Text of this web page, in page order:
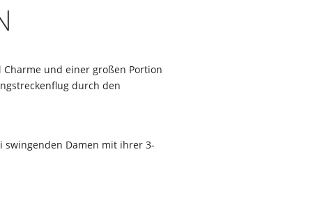
und einer großen Portion
durch den
swingenden Damen mit ihrer 3-